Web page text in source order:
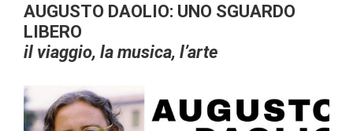
AUGUSTO DAOLIO: UNO SGUARDO
LIBERO
il viaggio, la musica, l’arte